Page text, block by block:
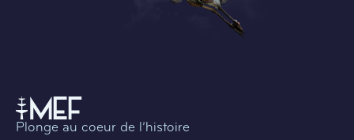
Plonge au coeur de l’histoire